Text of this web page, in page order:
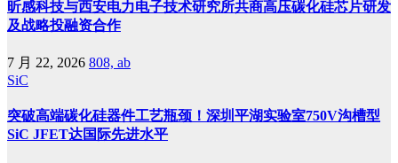
昕感科技与西安电力电子技术研究所共商高压碳化硅芯片研发
及战略投融资合作
7 月 22, 2026 808, ab
SiC
突破高端碳化硅器件工艺瓶颈！深圳平湖实验室750V沟槽型
SiC JFET达国际先进水平